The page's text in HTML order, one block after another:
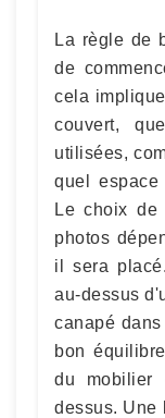
La règle de
de
cela
couvert,
utilisées,
quel
Le choix
photos
il sera
au-dessus
canapé
bon
du mobilier
dessus. Une